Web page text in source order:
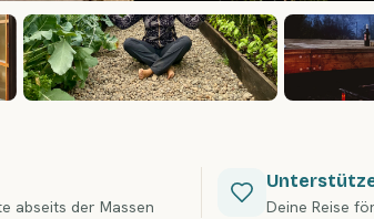
abseits der Massen Deine Reise